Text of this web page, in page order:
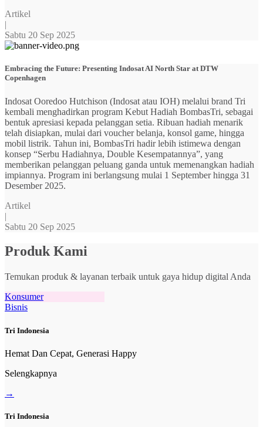
Artikel
|
Sabtu 20 Sep 2025
Embracing the Future: Presenting Indosat AI North Star at DTW
Copenhagen
Indosat Ooredoo Hutchison (Indosat atau IOH) melalui brand Tri
kembali menghadirkan program Kebut Hadiah BombasTri, sebagai
bentuk apresiasi kepada pelanggan setia. Ribuan hadiah menarik
telah disiapkan, mulai dari voucher belanja, konsol game, hingga
mobil listrik. Tahun ini, BombasTri hadir lebih istimewa dengan
konsep “Serbu Hadiahnya, Double Kesempatannya”, yang
memberikan pelanggan peluang ganda untuk memenangkan hadiah
impiannya. Program ini berlangsung mulai 1 September hingga 31
Desember 2025.
Artikel
|
Sabtu 20 Sep 2025
Produk Kami
Temukan produk & layanan terbaik untuk gaya hidup digital Anda
Konsumer
Bisnis
Tri Indonesia
Hemat Dan Cepat, Generasi Happy
Selengkapnya
→
Tri Indonesia